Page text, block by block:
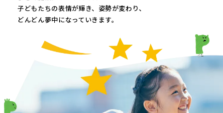
子どもたちの表情が輝き、 姿勢が変わり、
どんどん夢中になっていきます。